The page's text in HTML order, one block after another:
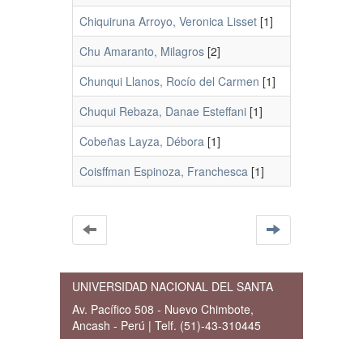
Chiquiruna Arroyo, Veronica Lisset [1]
Chu Amaranto, Milagros [2]
Chunqui Llanos, Rocío del Carmen [1]
Chuqui Rebaza, Danae Esteffani [1]
Cobeñas Layza, Débora [1]
Coisffman Espinoza, Franchesca [1]
UNIVERSIDAD NACIONAL DEL SANTA
Av. Pacífico 508 - Nuevo Chimbote,
Ancash - Perú | Telf. (51)-43-310445